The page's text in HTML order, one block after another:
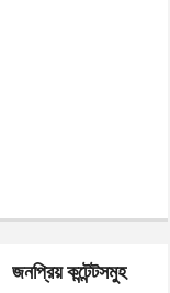
জনপ্রিয় কন্টেন্টসমুহ